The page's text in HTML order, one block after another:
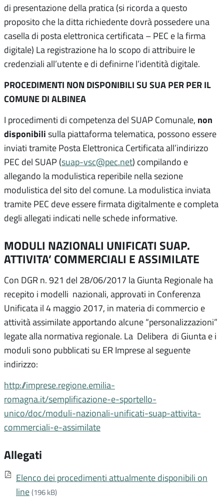
di presentazione della pratica (si ricorda a questo
proposito che la ditta richiedente dovrà possedere una
casella di posta elettronica certificata – PEC e la firma
digitale) La registrazione ha lo scopo di attribuire le
credenziali all’utente e di definirne l’identità digitale.
PROCEDIMENTI NON DISPONIBILI SU SUA PER PER IL
COMUNE DI ALBINEA
I procedimenti di competenza del SUAP Comunale, non
disponibili sulla piattaforma telematica, possono essere
inviati tramite Posta Elettronica Certificata all’indirizzo
PEC del SUAP (suap-vsc@pec.net) compilando e
allegando la modulistica reperibile nella sezione
modulistica del sito del comune. La modulistica inviata
tramite PEC deve essere firmata digitalmente e completa
degli allegati indicati nelle schede informative.
MODULI NAZIONALI UNIFICATI SUAP.
ATTIVITA’ COMMERCIALI E ASSIMILATE
Con DGR n. 921 del 28/06/2017 la Giunta Regionale ha
recepito i modelli nazionali, approvati in Conferenza
Unificata il 4 maggio 2017, in materia di commercio e
attività assimilate apportando alcune “personalizzazioni”
legate alla normativa regionale. La Delibera di Giunta e i
moduli sono pubblicati su ER Imprese al seguente
indirizzo:
http://imprese.regione.emilia-
romagna.it/semplificazione-e-sportello-
unico/doc/moduli-nazionali-unificati-suap-attivita-
commerciali-e-assimilate
Allegati
Elenco dei procedimenti attualmente disponibili on
line(196 kB)